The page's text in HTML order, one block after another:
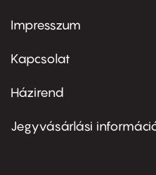
Footer
first
Impresszum
Kapcsolat
Footer
second
Házirend
Jegyvásárlási